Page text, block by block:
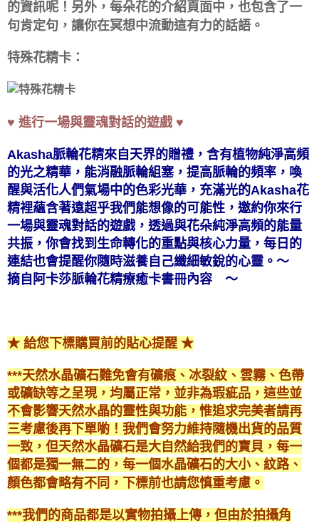
的資訊呢！另外，每朵花的介紹頁面中，也包含了一
句肯定句，讓你在冥想中流動這有力的話語。
特殊花精卡：
♥ 進行一場與靈魂對話的遊戲 ♥
Akasha脈輪花精來自天界的贈禮，含有植物純淨高頻
的光之精華， 能消融脈輪組塞，提高脈輪的頻率，喚
醒與活化人們氣場中的色彩光華， 充滿光的Akasha花
精裡蘊含著遠超乎我們能想像的可能性， 邀約你來行
一場與靈魂對話的遊戲， 透過與花朵純淨高頻的能量
共振， 你會找到生命轉化的重點與核心力量， 每日的
連結也會提醒你隨時滋養自己纖細敏銳的心靈。 ～
摘自阿卡莎脈輪花精療癒卡書冊內容 ～
★ 給您下標購買前的貼心提醒 ★
***天然水晶礦石難免會有礦痕、冰裂紋、雲霧、色帶
或礦缺等之呈現，均屬正常，並非為瑕疵品，這些並
不會影響天然水晶的靈性與功能，惟追求完美者請再
三考慮後再下單喲！我們會努力維持隨機出貨的品質
一致，但天然水晶礦石是大自然給我們的寶貝，每一
個都是獨一無二的，每一個水晶礦石的大小、紋路、
顏色都會略有不同，下標前也請您慎重考慮。
***我們的商品都是以實物拍攝上傳，但由於拍攝角